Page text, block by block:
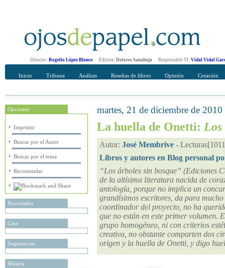
Director: Rogelio López Blanco Editora: Dolores Sanahuja Responsable TI: Vidal Vidal
Inicio Tribuna Análisis Reseñas de libros Opinión Creación
Opciones
Imprimir
Buscar por el Autor
Buscar por el tema
Recomendar
Novedades
Cine
Sugerencias
Música
Recomendar
martes, 21 de diciembre de 2010
La huella de Onetti:
Autor: José Membrive -
Libros y autores en Blog personal
“Los árboles sin bosque” (Ediciones
de la altísima literatura nacida de
antología, porque no implica un
grandísimos escritores, da para
coordinador del proyecto, no ha
que no están en este primer volumen.
grupo homogéneo, ni con criterios
creativa, no obstante comparten dos
origen y la huella de Onetti, y digo